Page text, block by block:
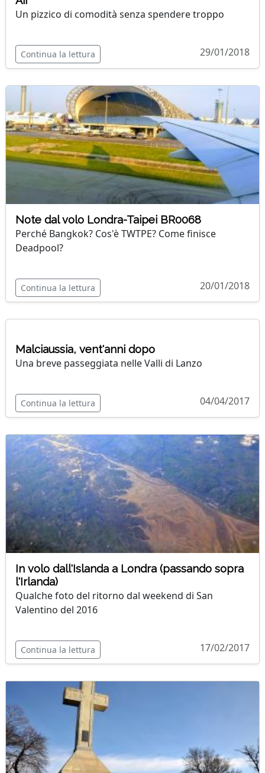
Un pizzico di comodità senza spendere troppo
Continua la lettura 29/01/2018
Note dal volo Londra-Taipei BR0068
Perché Bangkok? Cos'è TWTPE? Come finisce
Deadpool?
Continua la lettura 20/01/2018
Malciaussia, vent'anni dopo
Una breve passeggiata nelle Valli di Lanzo
Continua la lettura 04/04/2017
In volo dall'Islanda a Londra (passando sopra
l'Irlanda)
Qualche foto del ritorno dal weekend di San
Valentino del 2016
Continua la lettura 17/02/2017